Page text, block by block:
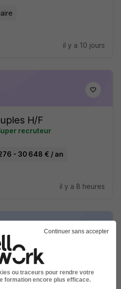
il y a 10 jours
H/F
recruteur
- 30 648 € / an
il y a 8 heures
Droit et
Continuer sans accepter
ou traceurs pour rendre votre
formation encore plus efficace.